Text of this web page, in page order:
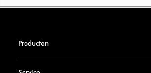
Producten